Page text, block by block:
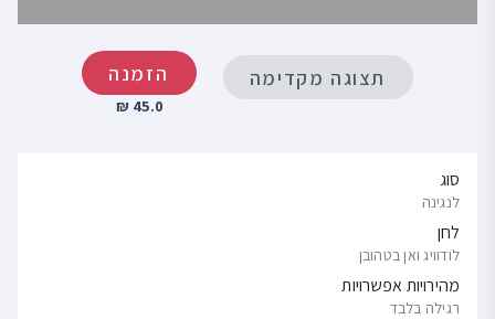
תצוגה מקדימה הזמנה
45.0 ₪
סוג
לנגינה
לחן
לודוויג ואן בטהובן
מהירויות אפשרויות
רגילה בלבד